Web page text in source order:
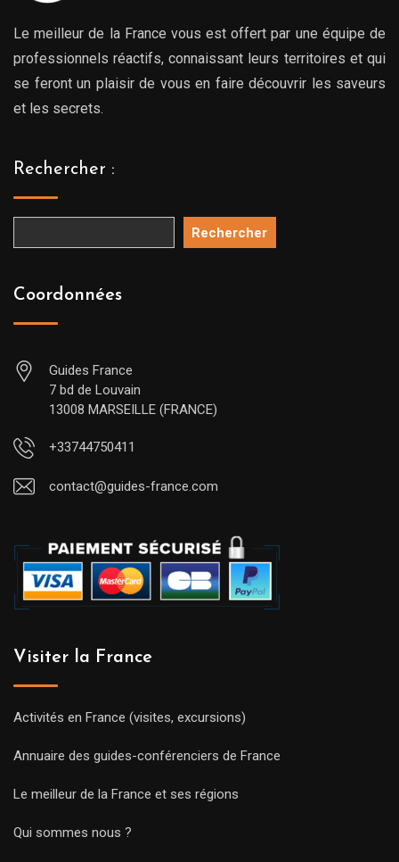
Le meilleur de la France vous est offert par une équipe de
professionnels réactifs, connaissant leurs territoires et qui
se feront un plaisir de vous en faire découvrir les saveurs
et les secrets.
Rechercher :
Rechercher
Coordonnées
Guides France
7 bd de Louvain
13008 MARSEILLE (FRANCE)
+33744750411
contact@guides-france.com
Visiter la France
Activités en France (visites, excursions)
Annuaire des guides-conférenciers de France
Le meilleur de la France et ses régions
Qui sommes nous ?